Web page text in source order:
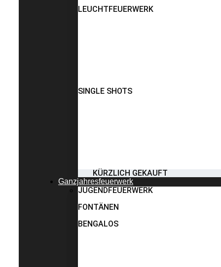
LEUCHTFEUERWERK
SINGLE SHOTS
KÜRZLICH GEKAUFT
Ganzjahresfeuerwerk
JUGENDFEUERWERK
FONTÄNEN
BENGALOS